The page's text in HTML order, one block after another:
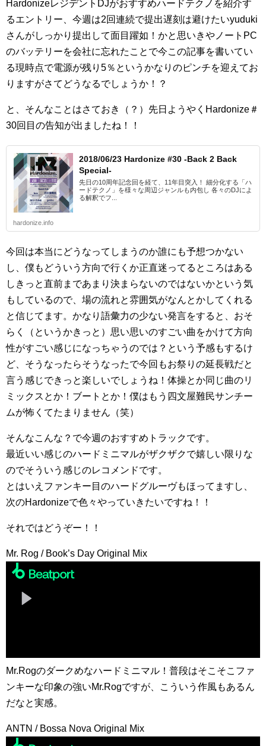
HardonizeレジデントDJがおすすめハードテクノを紹介す
るエントリー、今週は2回連続で提出遅刻は避けたいyuduki
さんがしっかり提出して面目躍如！かと思いきやノートPC
のバッテリーを会社に忘れたことで今この記事を書いてい
る現時点で電源が残り5％というかなりのピンチを迎えてお
りますがさてどうなるでしょうか！？
と、そんなことはさておき（？）先日ようやくHardonize＃
30回目の告知が出ましたね！！
2018/06/23 Hardonize #30 -Back 2 Back
Special-
先日の10周年記念回を経て、11年目突入！ 細分化する「ハ
ードテクノ」を様々な周辺ジャンルも内包し 各々のDJによ
る解釈でフ...
hardonize.info
今回は本当にどうなってしまうのか誰にも予想つかない
し、僕もどういう方向で行くか正直迷ってるところはある
しきっと直前まであまり決まらないのではないかという気
もしているので、場の流れと雰囲気がなんとかしてくれる
と信じてます。かなり語彙力の少ない発言をすると、おそ
らく（というかきっと）思い思いのすごい曲をかけて方向
性がすごい感じになっちゃうのでは？という予感もするけ
ど、そうなったらそうなったで今回もお祭りの延長戦だと
言う感じできっと楽しいでしょうね！体操とか同じ曲のリ
ミックスとか！ブートとか！僕はもう四文屋難民サンチー
ムが怖くてたまりません（笑）
そんなこんな？で今週のおすすめトラックです。
最近いい感じのハードミニマルがザクザクで嬉しい限りな
のでそういう感じのレコメンドです。
とはいえファンキー目のハードグルーヴもほってますし、
次のHardonizeで色々やっていきたいですね！！
それではどうぞー！！
Mr. Rog / Book’s Day Original Mix
Mr.Rogのダークめなハードミニマル！普段はそこそこファ
ンキーな印象の強いMr.Rogですが、こういう作風もあるん
だなと実感。
ANTN / Bossa Nova Original Mix